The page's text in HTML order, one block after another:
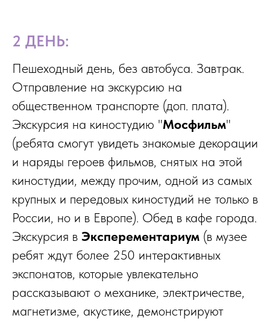
2 ДЕНЬ:
Пешеходный день, без автобуса. Завтрак.
Отправление на экскурсию на
общественном транспорте (доп. плата).
Экскурсия на киностудию "Мосфильм"
(ребята смогут увидеть знакомые декорации
и наряды героев фильмов, снятых на этой
киностудии, между прочим, одной из самых
крупных и передовых киностудий не только в
России, но и в Европе). Обед в кафе города.
Экскурсия в Эксперементариум (в музее
ребят ждут более 250 интерактивных
экспонатов, которые увлекательно
рассказывают о механике, электричестве,
магнетизме, акустике, демонстрируют